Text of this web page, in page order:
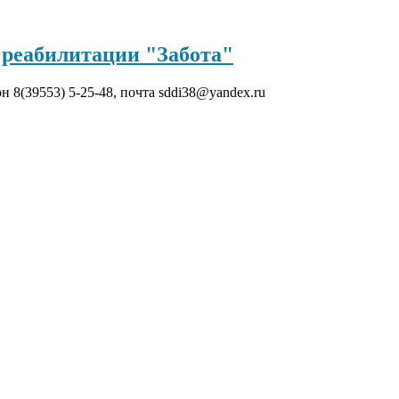
"Забота"
8(39553) 5-25-48, почта sddi38@yandex.ru